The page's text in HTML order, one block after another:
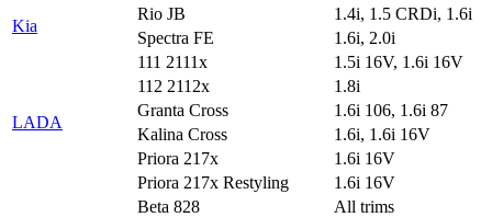
Kia
Rio JB
1.4i, 1.5 CRDi, 1.6i
Spectra FE
1.6i, 2.0i
LADA
111 2111x
1.5i 16V, 1.6i 16V
112 2112x
1.8i
Granta Cross
1.6i 106, 1.6i 87
Kalina Cross
1.6i, 1.6i 16V
Priora 217x
1.6i 16V
Priora 217x Restyling
1.6i 16V
Beta 828
All trims